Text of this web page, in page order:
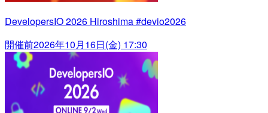
DevelopersIO 2026 Hiroshima #devio2026
開催前2026年10月16日(金) 17:30